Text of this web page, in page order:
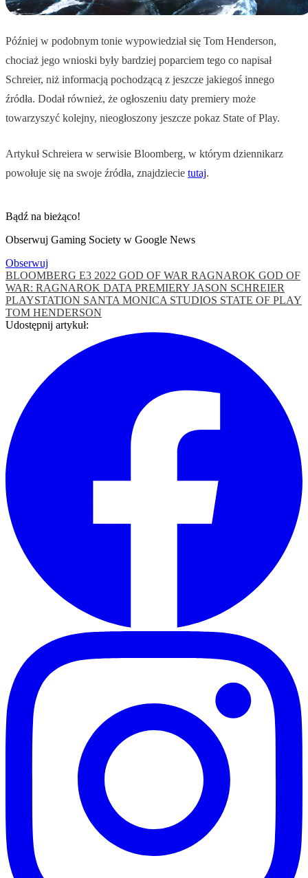
Później w podobnym tonie wypowiedział się Tom Henderson,
chociaż jego wnioski były bardziej poparciem tego co napisał
Schreier, niż informacją pochodzącą z jeszcze jakiegoś innego
źródła. Dodał również, że ogłoszeniu daty premiery może
towarzyszyć kolejny, nieogłoszony jeszcze pokaz State of Play.
Artykuł Schreiera w serwisie Bloomberg, w którym dziennikarz
powołuje się na swoje źródła, znajdziecie tutaj.
Bądź na bieżąco!
Obserwuj Gaming Society w Google News
Obserwuj
BLOOMBERG E3 2022 GOD OF WAR RAGNAROK GOD OF
WAR: RAGNAROK DATA PREMIERY JASON SCHREIER
PLAYSTATION SANTA MONICA STUDIOS STATE OF PLAY
TOM HENDERSON
Udostępnij artykuł: